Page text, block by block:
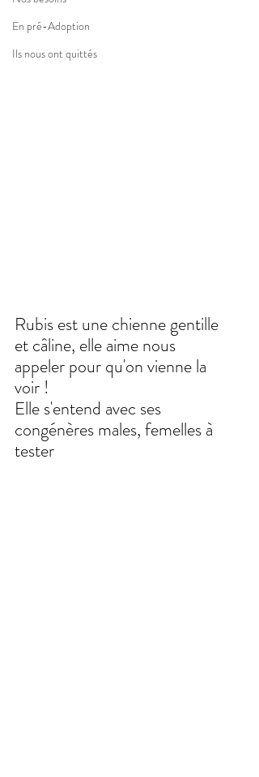
En pré-Adoption
Ils nous ont quittés
Rubis est une chienne gentille
et câline, elle aime nous
appeler pour qu'on vienne la
voir !
Elle s'entend avec ses
congénères males, femelles à
tester